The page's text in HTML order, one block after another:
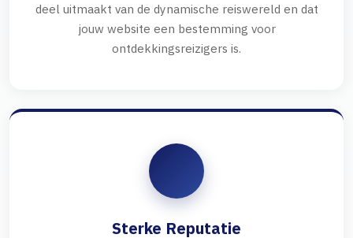
deel uitmaakt van de dynamische reiswereld en dat
jouw website een bestemming voor
ontdekkingsreizigers is.
Sterke Reputatie